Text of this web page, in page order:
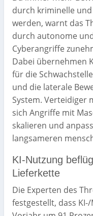
durch kriminelle
werden, warnt das
durch autonome
Cyberangriffe
Dabei übernehmen
für die
und die laterale
System. Verteidiger
sich Angriffe mit
skalieren und
langsameren
KI-Nutzung
Lieferkette
Die Experten des
festgestellt, dass